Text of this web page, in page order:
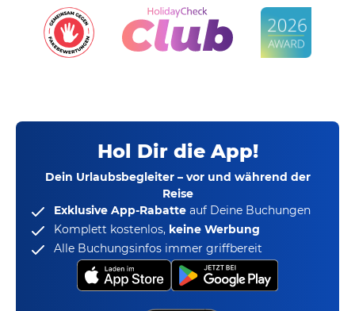
Hol Dir die App!
Dein Urlaubsbegleiter – vor und während der
Reise
Exklusive App-Rabatte auf Deine Buchungen
Komplett kostenlos, keine Werbung
Alle Buchungsinfos immer griffbereit